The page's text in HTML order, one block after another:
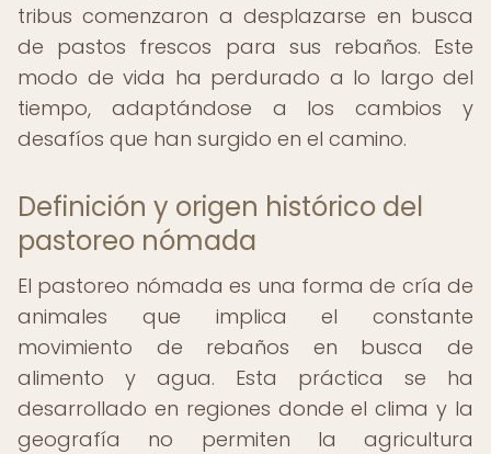
tribus comenzaron a desplazarse en busca
de pastos frescos para sus rebaños. Este
modo de vida ha perdurado a lo largo del
tiempo, adaptándose a los cambios y
desafíos que han surgido en el camino.
Definición y origen histórico del
pastoreo nómada
El pastoreo nómada es una forma de cría de
animales que implica el constante
movimiento de rebaños en busca de
alimento y agua. Esta práctica se ha
desarrollado en regiones donde el clima y la
geografía no permiten la agricultura